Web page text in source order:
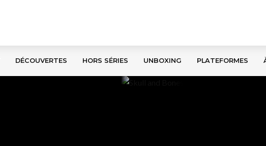
DÉCOUVERTES HORS SÉRIES UNBOXING PLATEFORMES